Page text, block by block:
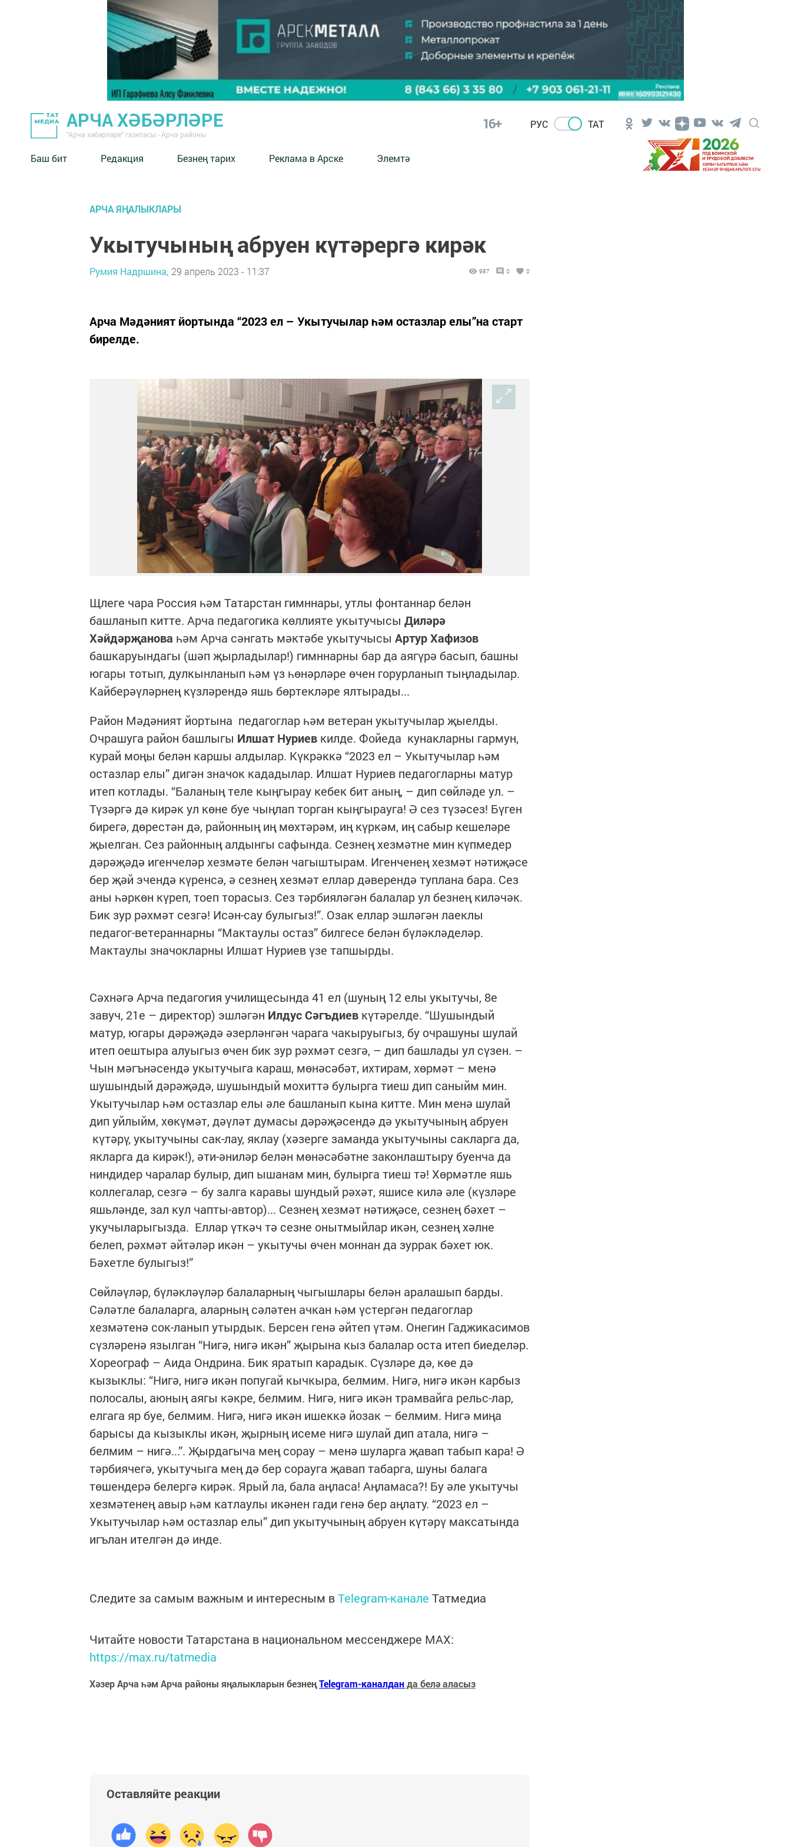
АРЧА ХӘБӘРЛӘРЕ
"Арча хәбәрләре" газетасы - Арча районы
16+ РУС ТАТ
Баш бит Редакция Безнең тарих Реклама в Арске Элемтә
АРЧА ЯҢАЛЫКЛАРЫ
Укытучының абруен күтәрергә кирәк
Румия Надршина, 29 апрель 2023 - 11:37 987 0 0
Арча Мәдәният йортында “2023 ел – Укытучылар һәм остазлар елы”на старт
бирелде.
Щлеге чара Россия һәм Татарстан гимннары, утлы фонтаннар белән
башланып китте. Арча педагогика көллияте укытучысы Диләрә
Хәйдәрҗанова һәм Арча сәнгать мәктәбе укытучысы Артур Хафизов
башкаруындагы (шәп җырладылар!) гимннарны бар да аягүрә басып, башны
югары тотып, дулкынланып һәм үз һөнәрләре өчен горурланып тыңладылар.
Кайберәүләрнең күзләрендә яшь бөртекләре ялтырады...
Район Мәдәният йортына педагоглар һәм ветеран укытучылар җыелды.
Очрашуга район башлыгы Илшат Нуриев килде. Фойеда кунакларны гармун,
курай моңы белән каршы алдылар. Күкрәккә “2023 ел – Укытучылар һәм
остазлар елы” дигән значок кададылар. Илшат Нуриев педагогларны матур
итеп котлады. “Баланың теле кыңгырау кебек бит аның, – дип сөйләде ул. –
Түзәргә дә кирәк ул көне буе чыңлап торган кыңгырауга! Ә сез түзәсез! Бүген
бирегә, дөрестән дә, районның иң мөхтәрәм, иң күркәм, иң сабыр кешеләре
җыелган. Сез районның алдынгы сафында. Сезнең хезмәтне мин күпмедер
дәрәҗәдә игенчеләр хезмәте белән чагыштырам. Игенченең хезмәт нәтиҗәсе
бер җәй эчендә күренсә, ә сезнең хезмәт еллар дәверендә туплана бара. Сез
аны һәркөн күреп, тоеп торасыз. Сез тәрбияләгән балалар ул безнең киләчәк.
Бик зур рәхмәт сезгә! Исән-сау булыгыз!”. Озак еллар эшләгән лаеклы
педагог-ветераннарны “Мактаулы остаз” билгесе белән бүләкләделәр.
Мактаулы значокларны Илшат Нуриев үзе тапшырды.
Сәхнәгә Арча педагогия училищесында 41 ел (шуның 12 елы укытучы, 8е
завуч, 21е – директор) эшләгән Илдус Сәгъдиев күтәрелде. “Шушындый
матур, югары дәрәҗәдә әзерләнгән чарага чакыруыгыз, бу очрашуны шулай
итеп оештыра алуыгыз өчен бик зур рәхмәт сезгә, – дип башлады ул сүзен. –
Чын мәгънәсендә укытучыга караш, мөнәсәбәт, ихтирам, хөрмәт – менә
шушындый дәрәҗәдә, шушындый мохиттә булырга тиеш дип саныйм мин.
Укытучылар һәм остазлар елы әле башланып кына китте. Мин менә шулай
дип уйлыйм, хөкүмәт, дәүләт думасы дәрәҗәсендә дә укытучының абруен
күтәрү, укытучыны сак-лау, яклау (хәзерге заманда укытучыны сакларга да,
якларга да кирәк!), әти-әниләр белән мөнәсәбәтне законлаштыру буенча да
ниндидер чаралар булыр, дип ышанам мин, булырга тиеш тә! Хөрмәтле яшь
коллегалар, сезгә – бу залга каравы шундый рәхәт, яшисе килә әле (күзләре
яшьләнде, зал кул чапты-автор)... Сезнең хезмәт нәтиҗәсе, сезнең бәхет –
укучыларыгызда. Еллар үткәч тә сезне онытмыйлар икән, сезнең хәлне
белеп, рәхмәт әйтәләр икән – укытучы өчен моннан да зуррак бәхет юк.
Бәхетле булыгыз!”
Сөйләүләр, бүләкләүләр балаларның чыгышлары белән аралашып барды.
Сәләтле балаларга, аларның сәләтен ачкан һәм үстергән педагоглар
хезмәтенә сок-ланып утырдык. Берсен генә әйтеп үтәм. Онегин Гаджикасимов
сүзләренә язылган “Нигә, нигә икән” җырына кыз балалар оста итеп биеделәр.
Хореограф – Аида Ондрина. Бик яратып карадык. Сүзләре дә, көе дә
кызыклы: “Нигә, нигә икән попугай кычкыра, белмим. Нигә, нигә икән карбыз
полосалы, аюның аягы кәкре, белмим. Нигә, нигә икән трамвайга рельс-лар,
елгага яр буе, белмим. Нигә, нигә икән ишеккә йозак – белмим. Нигә миңа
барысы да кызыклы икән, җырның исеме нигә шулай дип атала, нигә –
белмим – нигә...”. Җырдагыча мең сорау – менә шуларга җавап табып кара! Ә
тәрбиячегә, укытучыга мең дә бер сорауга җавап табарга, шуны балага
төшендерә белергә кирәк. Ярый ла, бала аңласа! Аңламаса?! Бу әле укытучы
хезмәтенең авыр һәм катлаулы икәнен гади генә бер аңлату. “2023 ел –
Укытучылар һәм остазлар елы” дип укытучының абруен күтәрү максатында
игълан ителгән дә инде.
Следите за самым важным и интересным вTelegram-канале Татмедиа
Читайте новости Татарстана в национальном мессенджере MАХ:
https://max.ru/tatmedia
Хәзер Арча һәм Арча районы яңалыкларын безнеңTelegram-каналданда белә аласыз
Оставляйте реакции